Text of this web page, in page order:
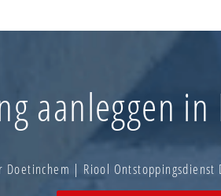
aanleggen
| Riool